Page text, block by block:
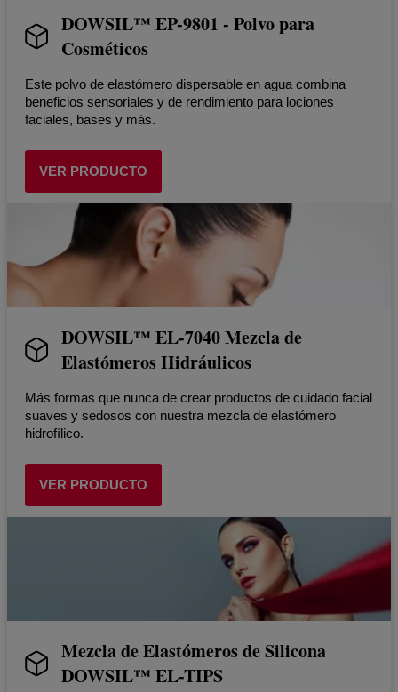
DOWSIL™ EP-9801 - Polvo para
Cosméticos
Este polvo de elastómero dispersable en agua combina
beneficios sensoriales y de rendimiento para lociones
faciales, bases y más.
VER PRODUCTO
DOWSIL™ EL-7040 Mezcla de
Elastómeros Hidráulicos
Más formas que nunca de crear productos de cuidado facial
suaves y sedosos con nuestra mezcla de elastómero
hidrofílico.
VER PRODUCTO
Mezcla de Elastómeros de Silicona
DOWSIL™ EL-TIPS